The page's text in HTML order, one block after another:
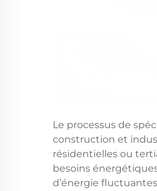
Le processus de
construction et
résidentielles ou
besoins
d’énergie